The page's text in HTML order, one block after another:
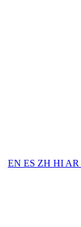
EN ES ZH HI AR